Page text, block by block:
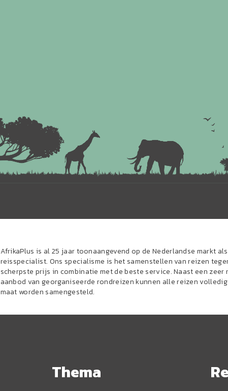
AfrikaPlus is al 25 jaar toonaangevend op de Nederlandse markt als
reisspecialist. Ons specialisme is het samenstellen van reizen
scherpste prijs in combinatie met de beste service. Naast een zeer
aanbod van georganiseerde rondreizen kunnen alle reizen
maat worden samengesteld.
Thema